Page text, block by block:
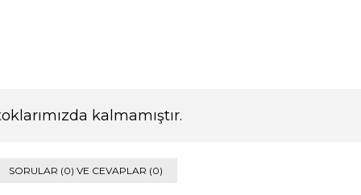
kalmamıştır.
SORULAR (0) VE CEVAPLAR (0)